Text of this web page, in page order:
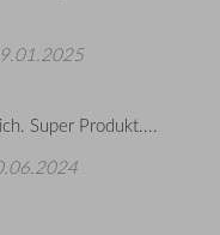
Super Produkt....